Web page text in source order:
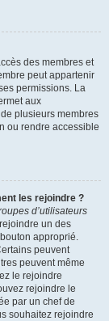
des membres et
peut appartenir
permissions. La
aux
plusieurs membres
ou rendre accessible
les rejoindre ?
d’utilisateurs
un des
approprié.
peuvent
peuvent même
le rejoindre
rejoindre le
par un chef de
souhaitez rejoindre